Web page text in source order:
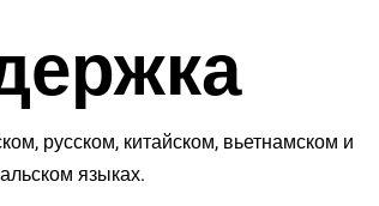
русском, китайском, вьетнамском и
языках.